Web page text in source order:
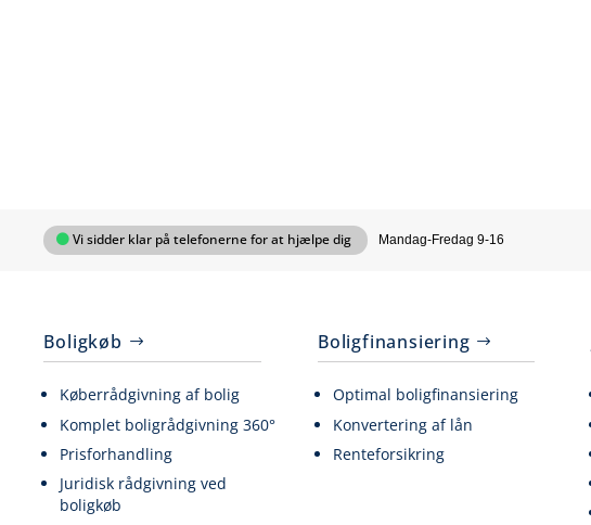
Vi sidder klar på telefonerne for at hjælpe dig Mandag-Fredag 9-16
Boligkøb
Køberrådgivning af bolig
Komplet boligrådgivning 360°
Prisforhandling
Juridisk rådgivning ved
boligkøb
Boligfinansiering
Optimal boligfinansiering
Konvertering af lån
Renteforsikring